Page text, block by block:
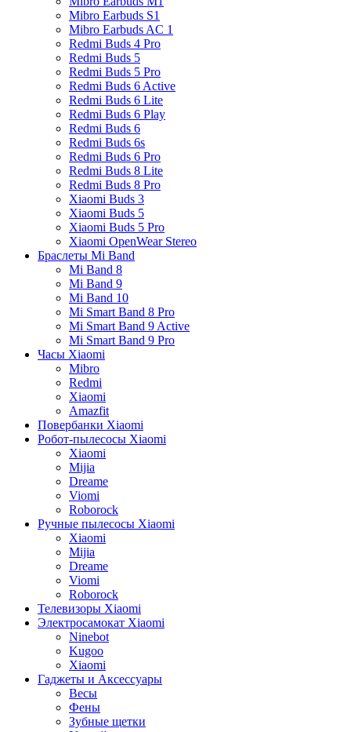
Mibro Earbuds S1
Mibro Earbuds AC 1
Redmi Buds 4 Pro
Redmi Buds 5
Redmi Buds 5 Pro
Redmi Buds 6 Active
Redmi Buds 6 Lite
Redmi Buds 6 Play
Redmi Buds 6
Redmi Buds 6s
Redmi Buds 6 Pro
Redmi Buds 8 Lite
Redmi Buds 8 Pro
Xiaomi Buds 3
Xiaomi Buds 5
Xiaomi Buds 5 Pro
Xiaomi OpenWear Stereo
Браслеты Mi Band
Mi Band 8
Mi Band 9
Mi Band 10
Mi Smart Band 8 Pro
Mi Smart Band 9 Active
Mi Smart Band 9 Pro
Часы Xiaomi
Mibro
Redmi
Xiaomi
Amazfit
Повербанки Xiaomi
Робот-пылесосы Xiaomi
Xiaomi
Mijia
Dreame
Viomi
Roborock
Ручные пылесосы Xiaomi
Xiaomi
Mijia
Dreame
Viomi
Roborock
Телевизоры Xiaomi
Электросамокат Xiaomi
Ninebot
Kugoo
Xiaomi
Гаджеты и Аксессуары
Весы
Фены
Зубные щетки